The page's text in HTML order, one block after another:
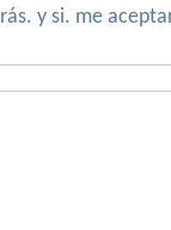
y si. me